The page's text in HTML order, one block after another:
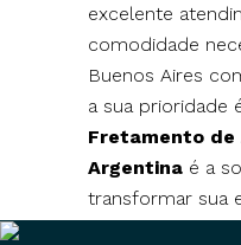
excelente
comodidade
Buenos Aires
a sua prioridade
Fretamento de
Argentina é a
transformar sua